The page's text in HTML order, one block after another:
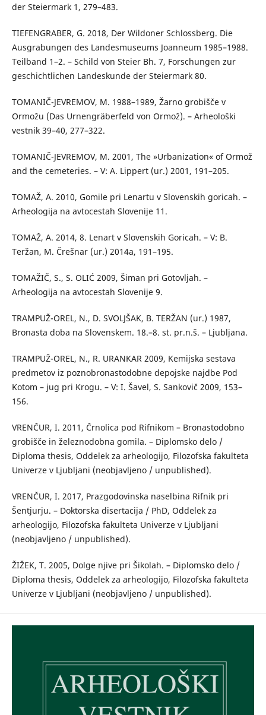
der Steiermark 1, 279–483.
TIEFENGRABER, G. 2018, Der Wildoner Schlossberg. Die
Ausgrabungen des Landesmuseums Joanneum 1985–1988.
Teilband 1–2. – Schild von Steier Bh. 7, Forschungen zur
geschichtlichen Landeskunde der Steiermark 80.
TOMANIČ-JEVREMOV, M. 1988–1989, Žarno grobišče v
Ormožu (Das Urnengräberfeld von Ormož). – Arheološki
vestnik 39–40, 277–322.
TOMANIČ-JEVREMOV, M. 2001, The »Urbanization« of Ormož
and the cemeteries. – V: A. Lippert (ur.) 2001, 191–205.
TOMAŽ, A. 2010, Gomile pri Lenartu v Slovenskih goricah. –
Arheologija na avtocestah Slovenije 11.
TOMAŽ, A. 2014, 8. Lenart v Slovenskih Goricah. – V: B.
Teržan, M. Črešnar (ur.) 2014a, 191–195.
TOMAŽIČ, S., S. OLIĆ 2009, Šiman pri Gotovljah. –
Arheologija na avtocestah Slovenije 9.
TRAMPUŽ-OREL, N., D. SVOLJŠAK, B. TERŽAN (ur.) 1987,
Bronasta doba na Slovenskem. 18.–8. st. pr.n.š. – Ljubljana.
TRAMPUŽ-OREL, N., R. URANKAR 2009, Kemijska sestava
predmetov iz poznobronastodobne depojske najdbe Pod
Kotom – jug pri Krogu. – V: I. Šavel, S. Sankovič 2009, 153–
156.
VRENČUR, I. 2011, Črnolica pod Rifnikom – Bronastodobno
grobišče in železnodobna gomila. – Diplomsko delo /
Diploma thesis, Oddelek za arheologijo, Filozofska fakulteta
Univerze v Ljubljani (neobjavljeno / unpublished).
VRENČUR, I. 2017, Prazgodovinska naselbina Rifnik pri
Šentjurju. – Doktorska disertacija / PhD, Oddelek za
arheologijo, Filozofska fakulteta Univerze v Ljubljani
(neobjavljeno / unpublished).
ŽIŽEK, T. 2005, Dolge njive pri Šikolah. – Diplomsko delo /
Diploma thesis, Oddelek za arheologijo, Filozofska fakulteta
Univerze v Ljubljani (neobjavljeno / unpublished).